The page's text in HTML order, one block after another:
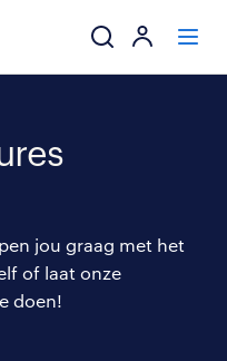
mijn carrière
over randstad
jou graag met het
of laat onze
doen!